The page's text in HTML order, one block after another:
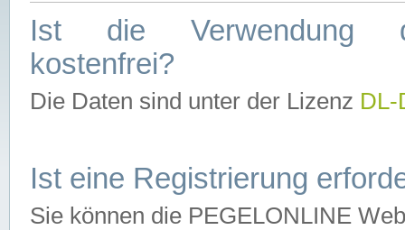
Ist die Verwendung
kostenfrei?
Die Daten sind unter der Lizenz
Ist eine Registrierung
Sie können die PEGELONLINE